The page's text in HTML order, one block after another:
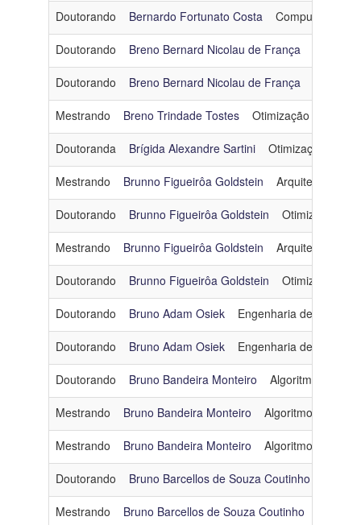
Doutorando Bernardo Fortunato Costa Computação
Doutorando Breno Bernard Nicolau de França
Doutorando Breno Bernard Nicolau de França
Mestrando Breno Trindade Tostes Otimização
Doutoranda Brígida Alexandre Sartini Otimização
Mestrando Brunno Figueirôa Goldstein Arquitetura e
Doutorando Brunno Figueirôa Goldstein Otimização
Mestrando Brunno Figueirôa Goldstein Arquitetura e
Doutorando Brunno Figueirôa Goldstein Otimização
Doutorando Bruno Adam Osiek Engenharia de Dados
Doutorando Bruno Adam Osiek Engenharia de Dados
Doutorando Bruno Bandeira Monteiro Algoritmos e
Mestrando Bruno Bandeira Monteiro Algoritmos e
Mestrando Bruno Bandeira Monteiro Algoritmos e
Doutorando Bruno Barcellos de Souza Coutinho
Mestrando Bruno Barcellos de Souza Coutinho